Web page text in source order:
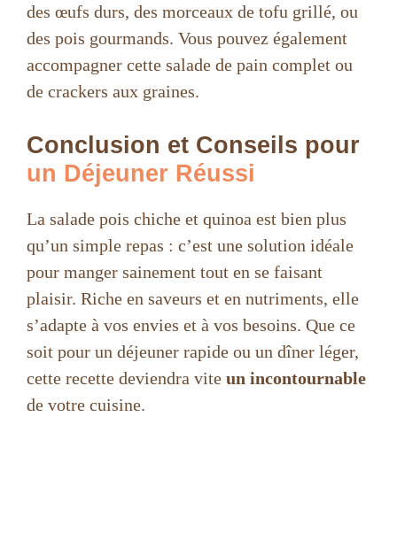
des œufs durs, des morceaux de tofu grillé, ou
des pois gourmands. Vous pouvez également
accompagner cette salade de pain complet ou
de crackers aux graines.
Conclusion et Conseils pour
un Déjeuner Réussi
La salade pois chiche et quinoa est bien plus
qu’un simple repas : c’est une solution idéale
pour manger sainement tout en se faisant
plaisir. Riche en saveurs et en nutriments, elle
s’adapte à vos envies et à vos besoins. Que ce
soit pour un déjeuner rapide ou un dîner léger,
cette recette deviendra vite un incontournable
de votre cuisine.